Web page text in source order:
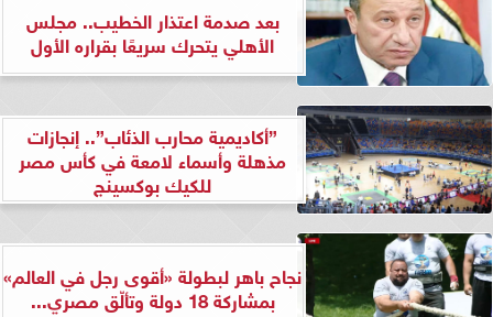
بعد صدمة اعتذار الخطيب.. مجلس
الأهلي يتحرك سريعًا بقراره الأول
”أكاديمية محارب الذئاب”.. إنجازات
مذهلة وأسماء لامعة في كأس مصر
للكيك بوكسينج
نجاح باهر لبطولة «أقوى رجل في العالم»
بمشاركة 18 دولة وتألّق مصري...